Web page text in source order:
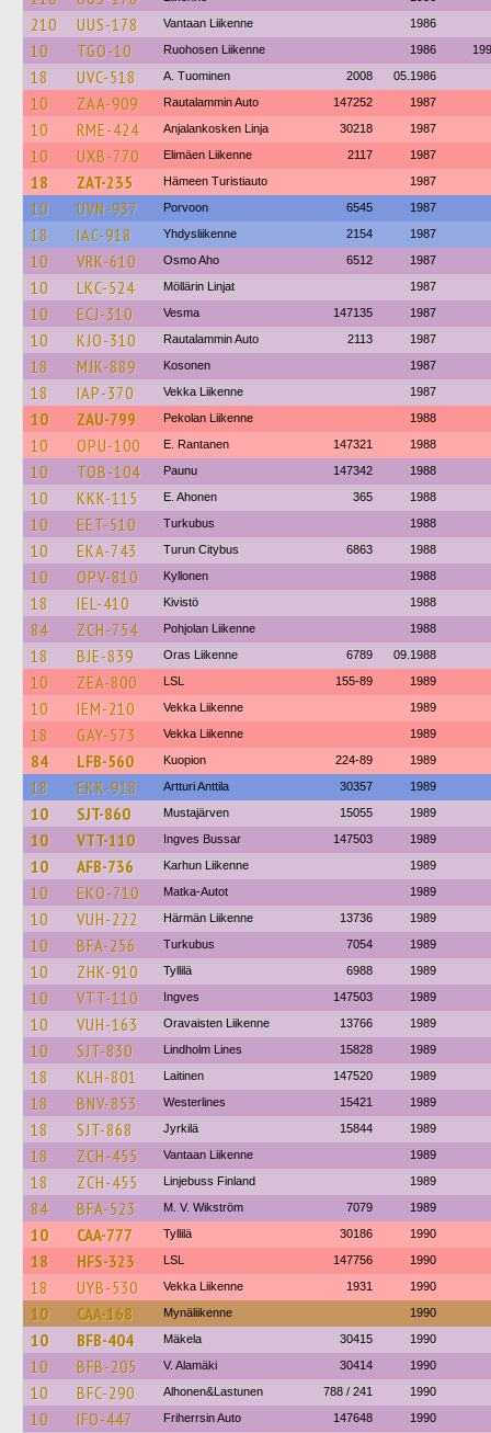
210 UUS-178 Vantaan Liikenne 1986
10 TGO-10 Ruohosen Liikenne 1986
18 UVC-518 A. Tuominen 2008 05.1986
10 ZAA-909 Rautalammin Auto 147252 1987
10 RME-424 Anjalankosken Linja 30218 1987
10 UXB-770 Elimäen Liikenne 2117 1987
18 ZAT-235 Hämeen Turistiauto 1987
10 UVN-937 Porvoon 6545 1987
18 IAC-918 Yhdysliikenne 2154 1987
10 VRK-610 Osmo Aho 6512 1987
10 LKC-524 Möllärin Linjat 1987
10 ECJ-310 Vesma 147135 1987
10 KJO-310 Rautalammin Auto 2113 1987
18 MJK-889 Kosonen 1987
18 IAP-370 Vekka Liikenne 1987
10 ZAU-799 Pekolan Liikenne 1988
10 OPU-100 E. Rantanen 147321 1988
10 TOB-104 Paunu 147342 1988
10 KKK-115 E. Ahonen 365 1988
10 EET-510 Turkubus 1988
10 EKA-743 Turun Citybus 6863 1988
10 OPV-810 Kyllonen 1988
18 IEL-410 Kivistö 1988
84 ZCH-754 Pohjolan Liikenne 1988
18 BJE-839 Oras Liikenne 6789 09.1988
10 ZEA-800 LSL 155-89 1989
10 IEM-210 Vekka Liikenne 1989
18 GAY-573 Vekka Liikenne 1989
84 LFB-560 Kuopion 224-89 1989
18 EKK-918 Artturi Anttila 30357 1989
10 SJT-860 Mustajärven 15055 1989
10 VTT-110 Ingves Bussar 147503 1989
10 AFB-736 Karhun Liikenne 1989
10 EKO-710 Matka-Autot 1989
10 VUH-222 Härmän Liikenne 13736 1989
10 BFA-256 Turkubus 7054 1989
10 ZHK-910 Tyllilä 6988 1989
10 VTT-110 Ingves 147503 1989
10 VUH-163 Oravaisten Liikenne 13766 1989
10 SJT-830 Lindholm Lines 15828 1989
18 KLH-801 Laitinen 147520 1989
18 BNV-853 Westerlines 15421 1989
18 SJT-868 Jyrkilä 15844 1989
18 ZCH-455 Vantaan Liikenne 1989
18 ZCH-455 Linjebuss Finland 1989
84 BFA-523 M. V. Wikström 7079 1989
10 CAA-777 Tyllilä 30186 1990
18 HFS-323 LSL 147756 1990
18 UYB-530 Vekka Liikenne 1931 1990
10 CAA-168 Mynäliikenne 1990
10 BFB-404 Mäkela 30415 1990
10 BFB-205 V. Alamäki 30414 1990
10 BFC-290 Alhonen&Lastunen 788 / 241 1990
10 IFO-447 Friherrsin Auto 147648 1990